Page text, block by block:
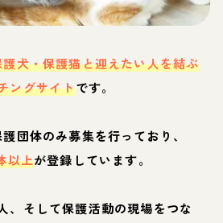
護犬・保護猫と迎えたい人を結ぶ
ングサイトです。
団体のみ募集を行っており、
以上が登録しています。
、そして保護活動の現場をつな